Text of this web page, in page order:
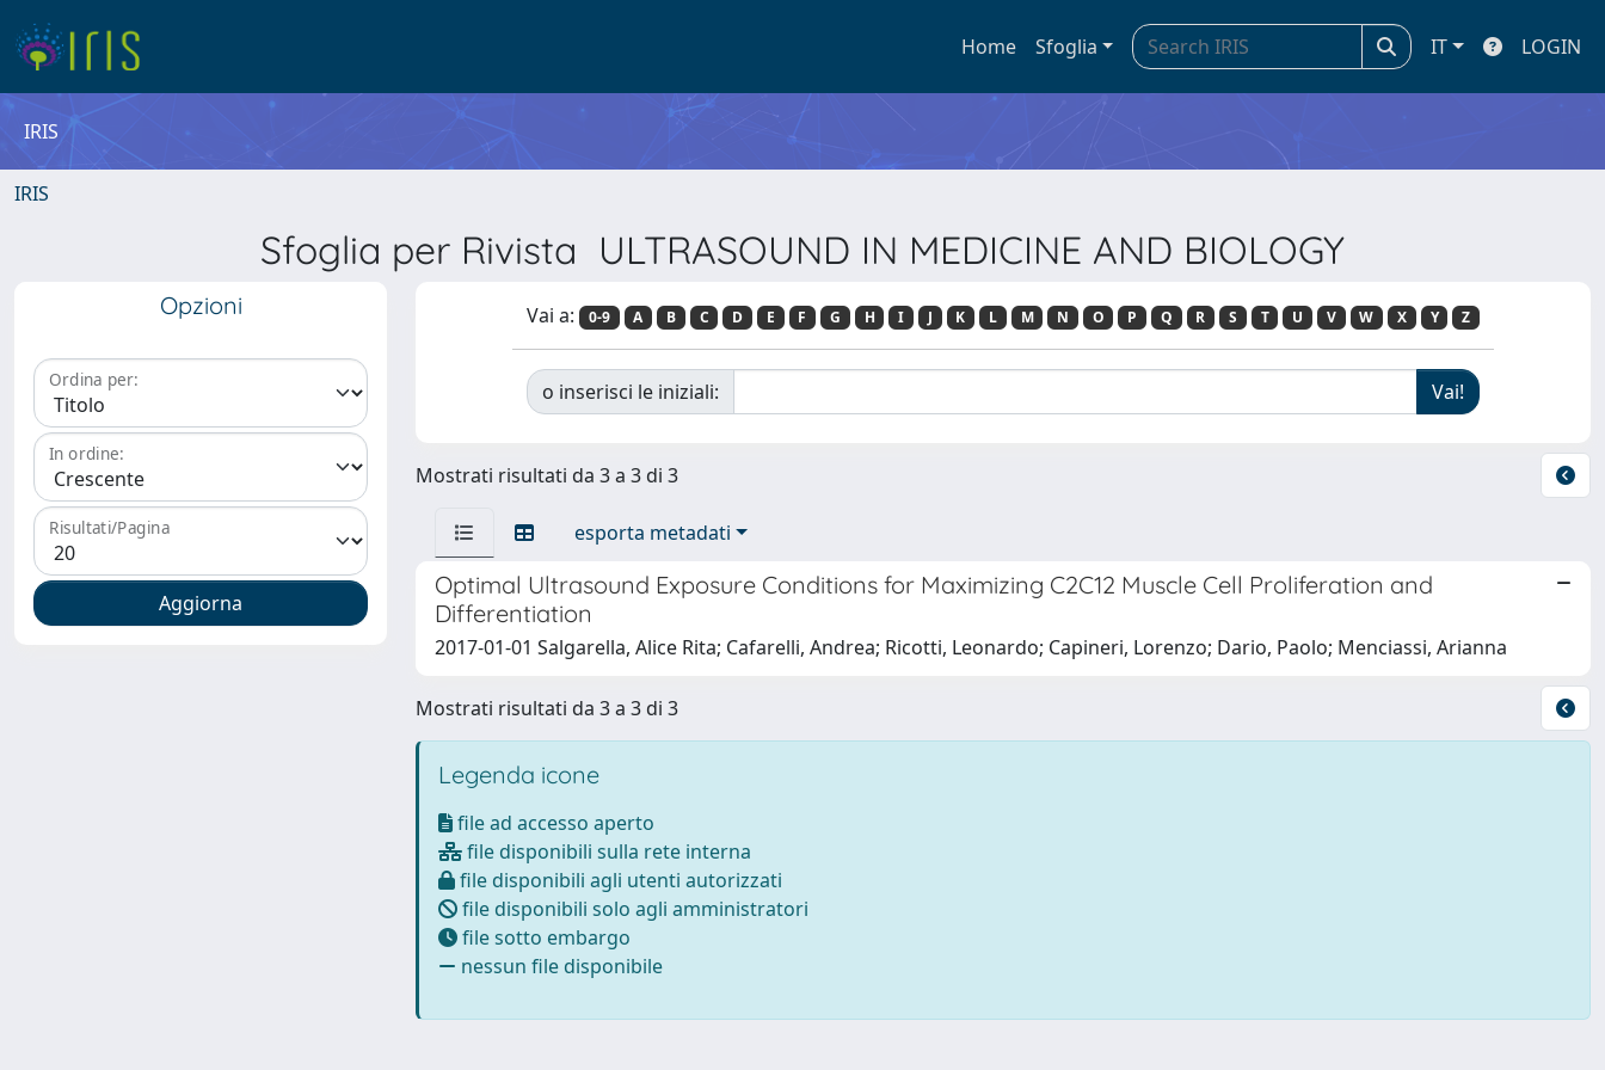
Home Sfoglia IT LOGIN
IRIS
IRIS
Sfoglia per Rivista ULTRASOUND IN MEDICINE AND BIOLOGY
Opzioni
Ordina per:
In ordine:
Risultati/Pagina
Vai a: 0-9 A B C D E F G H I J K L M N O P Q R S T U V W X Y Z
o inserisci le iniziali:
Mostrati risultati da 3 a 3 di 3
esporta metadati
Optimal Ultrasound Exposure Conditions for Maximizing C2C12 Muscle Cell Proliferation and
Differentiation
2017-01-01 Salgarella, Alice Rita; Cafarelli, Andrea; Ricotti, Leonardo; Capineri, Lorenzo; Dario, Paolo; Menciassi, Arianna
Mostrati risultati da 3 a 3 di 3
Legenda icone
file ad accesso aperto
file disponibili sulla rete interna
file disponibili agli utenti autorizzati
file disponibili solo agli amministratori
file sotto embargo
nessun file disponibile